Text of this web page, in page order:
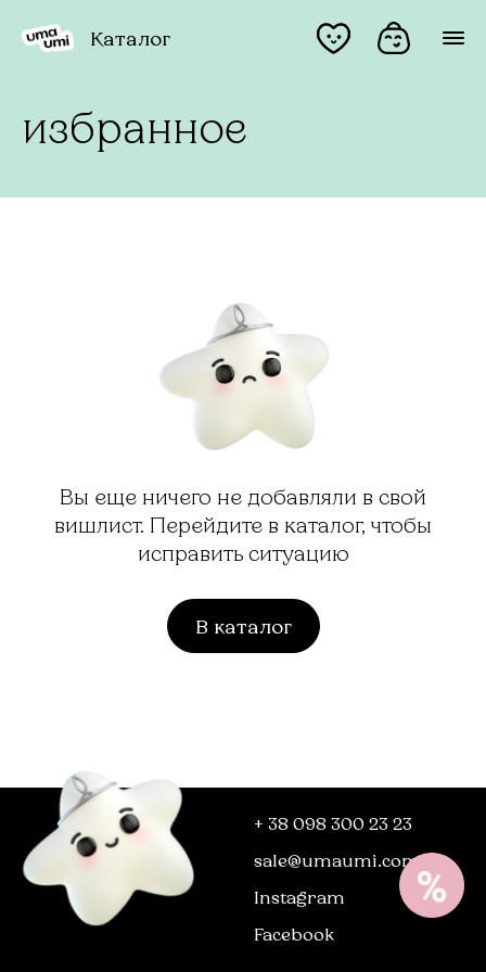
Каталог
избранное
Вы еще ничего не добавляли в свой
вишлист. Перейдите в каталог, чтобы
исправить ситуацию
В каталог
+ 38 098 300 23 23
sale@umaumi.com
Instagram
Facebook